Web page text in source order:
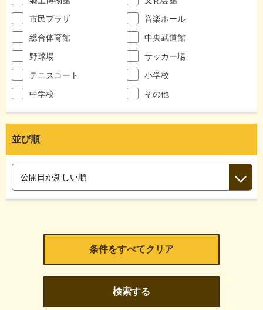
市民プラザ
音楽ホール
総合体育館
中央武道館
野球場
サッカー場
テニスコート
小学校
中学校
その他
並び順
検索する